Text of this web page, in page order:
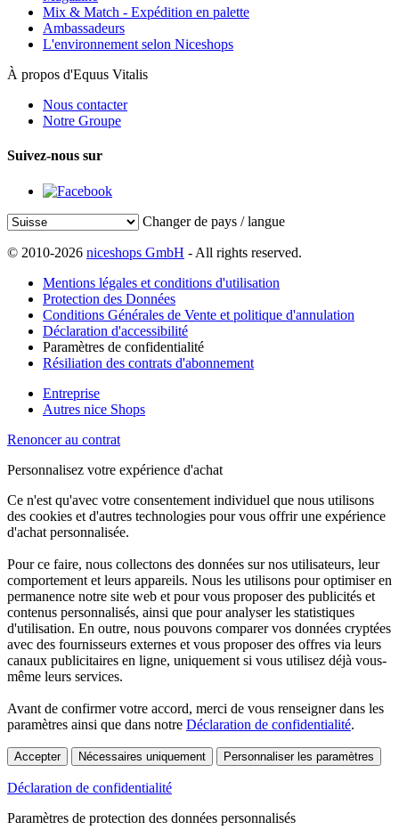
Mix & Match - Expédition en palette
Ambassadeurs
L'environnement selon Niceshops
À propos d'Equus Vitalis
Nous contacter
Notre Groupe
Suivez-nous sur
Changer de pays / langue
© 2010-2026 niceshops GmbH - All rights reserved.
Mentions légales et conditions d'utilisation
Protection des Données
Conditions Générales de Vente et politique d'annulation
Déclaration d'accessibilité
Paramètres de confidentialité
Résiliation des contrats d'abonnement
Entreprise
Autres nice Shops
Renoncer au contrat
Personnalisez votre expérience d'achat
Ce n'est qu'avec votre consentement individuel que nous utilisons
des cookies et d'autres technologies pour vous offrir une expérience
d'achat personnalisée.
Pour ce faire, nous collectons des données sur nos utilisateurs, leur
comportement et leurs appareils. Nous les utilisons pour optimiser en
permanence notre site web et pour vous proposer des publicités et
contenus personnalisés, ainsi que pour analyser les statistiques
d'utilisation. En outre, nous pouvons comparer vos données cryptées
avec des fournisseurs externes et vous proposer des offres via leurs
canaux publicitaires en ligne, uniquement si vous utilisez déjà vous-
même leurs services.
Avant de confirmer votre accord, merci de vous renseigner dans les
paramètres ainsi que dans notre Déclaration de confidentialité.
Accepter Nécessaires uniquement Personnaliser les paramètres
Déclaration de confidentialité
Paramètres de protection des données personnalisés